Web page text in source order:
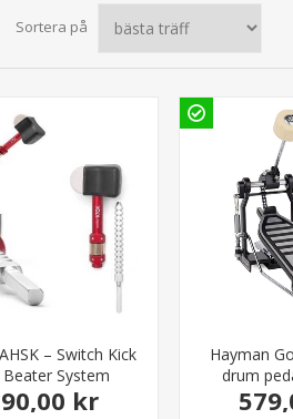
Sortera på
– Switch Kick
System
kr
Hayman
drum